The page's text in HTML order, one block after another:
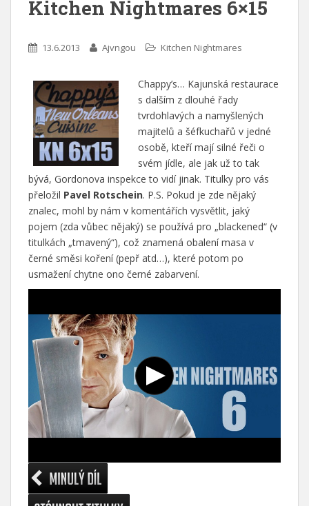
Kitchen Nightmares 6×15
13.6.2013 Ajvngou Kitchen Nightmares
Chappy’s… Kajunská restaurace
s dalším z dlouhé řady
tvrdohlavých a namyšlených
majitelů a šéfkuchařů v jedné
osobě, kteří mají silné řeči o
svém jídle, ale jak už to tak
bývá, Gordonova inspekce to vidí jinak. Titulky pro vás
přeložil Pavel Rotschein. P.S. Pokud je zde nějaký
znalec, mohl by nám v komentářích vysvětlit, jaký
pojem (zda vůbec nějaký) se používá pro „blackened“ (v
titulkách „tmavený“), což znamená obalení masa v
černé směsi koření (pepř atd…), které potom po
usmažení chytne ono černé zabarvení.